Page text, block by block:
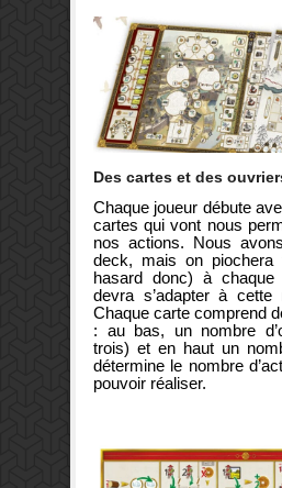
Des cartes et des
Chaque joueur débute
cartes qui vont nous
nos actions. Nous
deck, mais on piochera
hasard donc) à chaque
devra s’adapter à cette
Chaque carte comprend
: au bas, un nombre
trois) et en haut un
détermine le nombre
pouvoir réaliser.